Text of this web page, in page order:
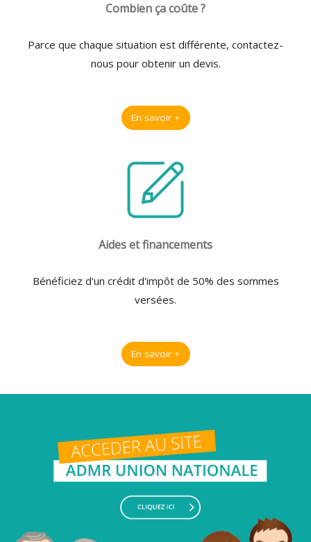
Combien ça coûte ?
Parce que chaque situation est différente, contactez-
nous pour obtenir un devis.
En savoir +
Aides et financements
Bénéficiez d'un crédit d'impôt de 50% des sommes
versées.
En savoir +